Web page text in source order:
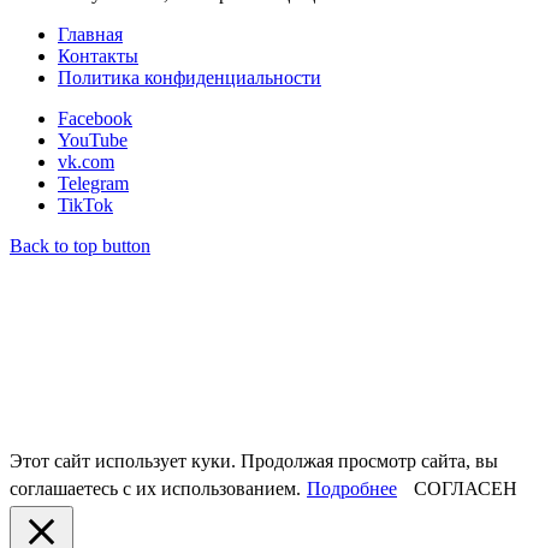
Главная
Контакты
Политика конфиденциальности
Facebook
YouTube
vk.com
Telegram
TikTok
Back to top button
Этот сайт использует куки. Продолжая просмотр сайта, вы
соглашаетесь с их использованием. Подробнее СОГЛАСЕН